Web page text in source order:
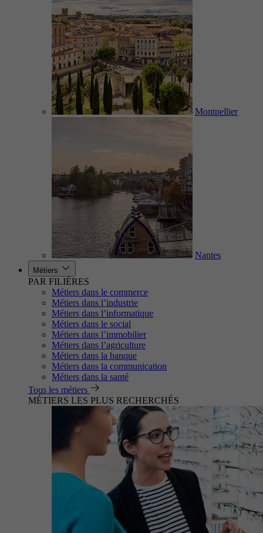
Montpellier
Nantes
Métiers
PAR FILIÈRES
Métiers dans le commerce
Métiers dans l’industrie
Métiers dans l’informatique
Métiers dans le social
Métiers dans l’immobilier
Métiers dans l’agriculture
Métiers dans la banque
Métiers dans la communication
Métiers dans la santé
Tous les métiers
MÉTIERS LES PLUS RECHERCHÉS